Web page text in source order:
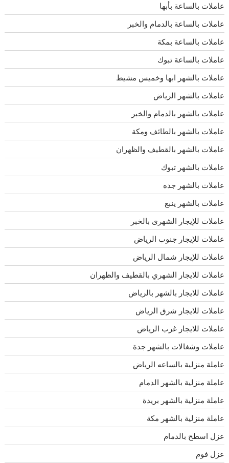
عاملات بالساعة بأبها
عاملات بالساعة بالدمام والخبر
عاملات بالساعة بمكة
عاملات بالساعة تبوك
عاملات بالشهر ابها وخميس مشيط
عاملات بالشهر الرياض
عاملات بالشهر بالدمام والخبر
عاملات بالشهر بالطائف ومكة
عاملات بالشهر بالقطيف والظهران
عاملات بالشهر تبوك
عاملات بالشهر جده
عاملات بالشهر ينبع
عاملات للإيجار الشهرى بالخبر
عاملات للإيجار جنوب الرياض
عاملات للإيجار شمال الرياض
عاملات للايجار الشهري بالقطيف والظهران
عاملات للايجار بالشهر بالرياض
عاملات للايجار شرق الرياض
عاملات للايجار غرب الرياض
عاملات وشغالات بالشهر جدة
عاملة منزلية بالساعه الرياض
عاملة منزلية بالشهر الدمام
عاملة منزلية بالشهر بريدة
عاملة منزلية بالشهر مكة
عزل اسطح بالدمام
عزل فوم